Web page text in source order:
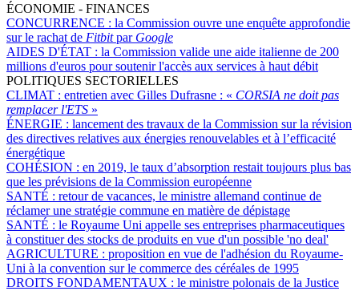
ÉCONOMIE - FINANCES
CONCURRENCE : la Commission ouvre une enquête approfondie
sur le rachat de Fitbitpar Google
AIDES D'ÉTAT : la Commission valide une aide italienne de 200
millions d'euros pour soutenir l'accès aux services à haut débit
POLITIQUES SECTORIELLES
CLIMAT : entretien avec Gilles Dufrasne : « CORSIA ne doit pas
remplacer l'ETS »
ÉNERGIE : lancement des travaux de la Commission sur la révision
des directives relatives aux énergies renouvelables et à l’efficacité
énergétique
COHÉSION : en 2019, le taux d’absorption restait toujours plus bas
que les prévisions de la Commission européenne
SANTÉ : retour de vacances, le ministre allemand continue de
réclamer une stratégie commune en matière de dépistage
SANTÉ : le Royaume Uni appelle ses entreprises pharmaceutiques
à constituer des stocks de produits en vue d'un possible 'no deal'
AGRICULTURE : proposition en vue de l'adhésion du Royaume-
Uni à la convention sur le commerce des céréales de 1995
DROITS FONDAMENTAUX : le ministre polonais de la Justice